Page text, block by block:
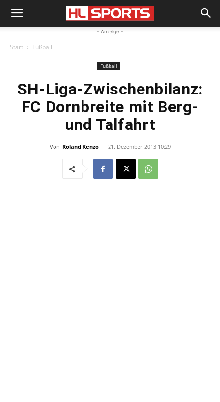
- Anzeige -
Start Fußball
Fußball
SH-Liga-Zwischenbilanz:
FC Dornbreite mit Berg-
und Talfahrt
Von Roland Kenzo - 21. Dezember 2013 10:29